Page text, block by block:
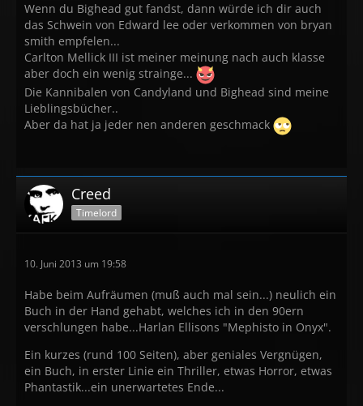
Wenn du Bighead gut fandst, dann würde ich dir auch
das Schwein von Edward lee oder verkommen von bryan
smith empfelen...
Carlton Mellick III ist meiner meinung nach auch klasse
aber doch ein wenig strainge...
Die Kannibalen von Candyland und Bighead sind meine
Lieblingsbücher..
Aber da hat ja jeder nen anderen geschmack
Creed
Timelord
10. Juni 2013 um 19:58
Habe beim Aufräumen (muß auch mal sein...) neulich ein
Buch in der Hand gehabt, welches ich in den 90ern
verschlungen habe...Harlan Ellisons "Mephisto in Onyx".
Ein kurzes (rund 100 Seiten), aber geniales Vergnügen,
ein Buch, in erster Linie ein Thriller, etwas Horror, etwas
Phantastik...ein unerwartetes Ende...